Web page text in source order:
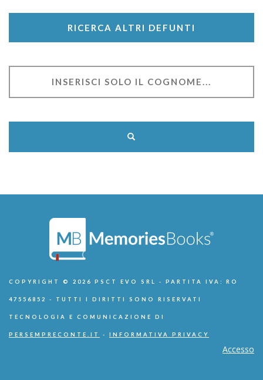
RICERCA ALTRI DEFUNTI
COPYRIGHT © 2026 PSCT EVO SRL - PARTITA IVA: RO
47556852 - TUTTI I DIRITTI SONO RISERVATI
TECNOLOGIA E COMUNICAZIONE DI
PERSEMPRECONTE.IT - INFORMATIVA PRIVACY
Accesso